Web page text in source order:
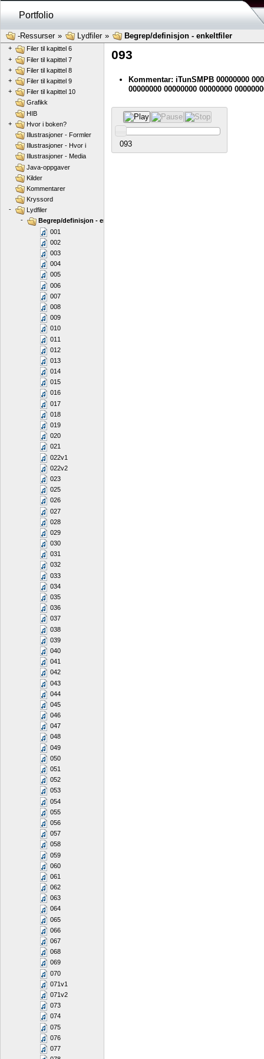
Portfolio
-Ressurser» Lydfiler» Begrep/definisjon - enkeltfiler
093
Kommentar: iTunSMPB 00000000
00000000 00000000 00000000
093
Filer til kapittel 3
+
Filer til kapittel 5
+
Filer til kapittel 6
+
Filer til kapittel 7
+
Filer til kapittel 8
+
Filer til kapittel 9
+
Filer til kapittel 10
Grafikk
HIB
+
Hvor i boken?
Illustrasjoner - Formler
Illustrasjoner - Hvor i
Illustrasjoner - Media
Java-oppgaver
Kilder
Kommentarer
Kryssord
-
Lydfiler
-
Begrep/definisjon - enkeltfiler
001
002
003
004
005
006
007
008
009
010
011
012
013
014
015
016
017
018
019
020
021
022v1
022v2
023
025
026
027
028
029
030
031
032
033
034
035
036
037
038
039
040
041
042
043
044
045
046
047
048
049
050
051
052
053
054
055
056
057
058
059
060
061
062
063
064
065
066
067
068
069
070
071v1
071v2
073
074
075
076
077